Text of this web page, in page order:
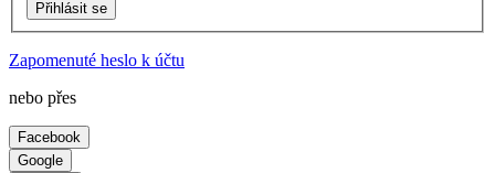
Přihlásit se
Zapomenuté heslo k účtu
nebo přes
Facebook
Google